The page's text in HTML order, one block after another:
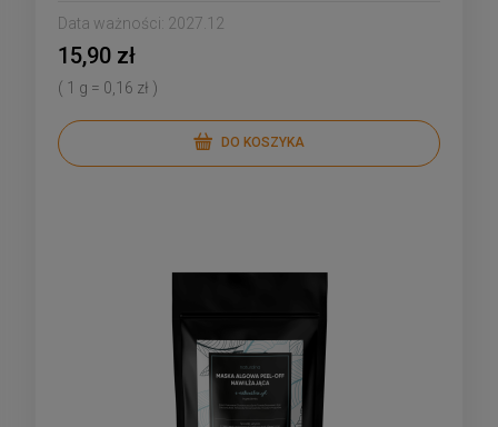
Data ważności: 2027.12
15,90 zł
( 1 g = 0,16 zł )
DO KOSZYKA